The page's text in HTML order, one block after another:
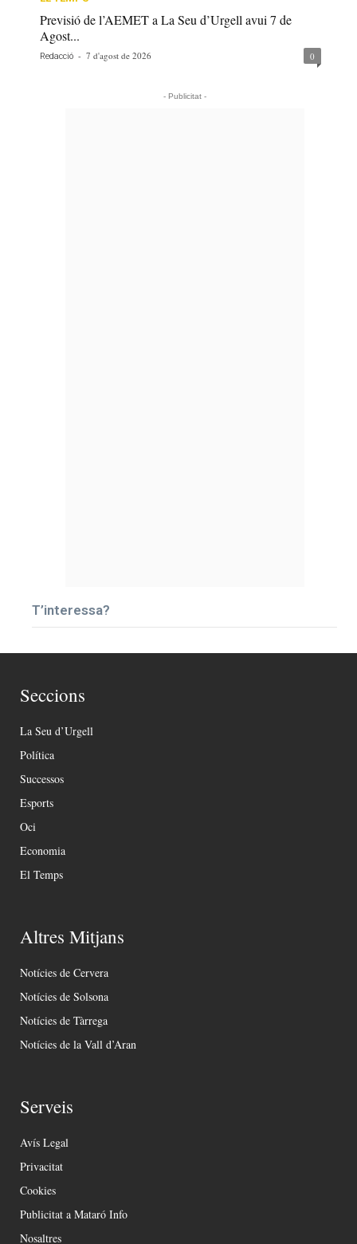
Previsió de l’AEMET a La Seu d’Urgell avui 7 de
Agost...
Redacció - 7 d'agost de 2026 0
- Publicitat -
T’interessa?
Seccions
La Seu d’Urgell
Política
Successos
Esports
Oci
Economia
El Temps
Altres Mitjans
Notícies de Cervera
Notícies de Solsona
Notícies de Tàrrega
Notícies de la Vall d’Aran
Serveis
Avís Legal
Privacitat
Cookies
Publicitat a Mataró Info
Nosaltres